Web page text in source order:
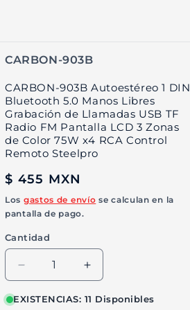
SKU:
CARBON-903B
CARBON-903B Autoestéreo 1 DIN
Bluetooth 5.0 Manos Libres
Grabación de Llamadas USB TF
Radio FM Pantalla LCD 3 Zonas
de Color 75W x4 RCA Control
Remoto Steelpro
Precio
habitual
$ 455 MXN
Los gastos de envío se calculan en la
pantalla de pago.
Cantidad
Reducir
cantidad
para
Aumentar
cantidad
para
EXISTENCIAS: 11 Disponibles